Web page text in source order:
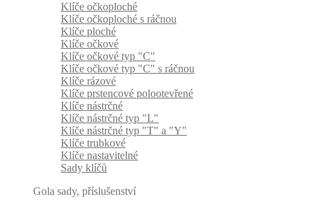
Klíče očkoploché
Klíče očkoploché s ráčnou
Klíče ploché
Klíče očkové
Klíče očkové typ "C"
Klíče očkové typ "C" s ráčnou
Klíče rázové
Klíče prstencové polootevřené
Klíče nástrčné
Klíče nástrčné typ "L"
Klíče nástrčné typ "T" a "Y"
Klíče trubkové
Klíče nastavitelné
Sady klíčů
Gola sady, příslušenství